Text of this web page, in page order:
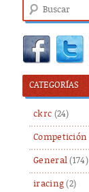
Buscar
CATEGORÍAS
ckrc (24)
Competición
General (174)
iracing (2)